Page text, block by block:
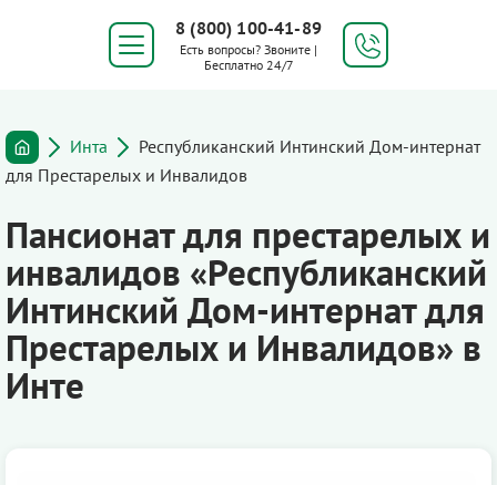
8 (800) 100-41-89
Есть вопросы? Звоните |
Бесплатно 24/7
Инта
Республиканский Интинский Дом-интернат
для Престарелых и Инвалидов
Пансионат для престарелых и
инвалидов «Республиканский
Интинский Дом-интернат для
Престарелых и Инвалидов» в
Инте